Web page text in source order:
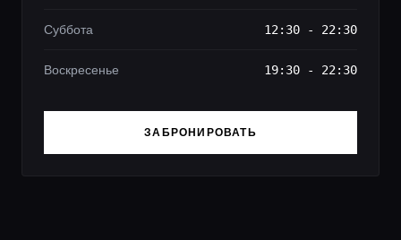
Суббота 12:30 - 22:30
Воскресенье 19:30 - 22:30
ЗАБРОНИРОВАТЬ